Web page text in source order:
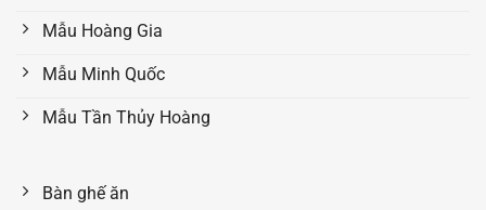
Mẫu Hoàng Gia
Mẫu Minh Quốc
Mẫu Tần Thủy Hoàng
Bàn ghế ăn